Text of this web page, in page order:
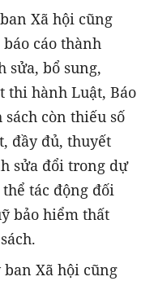
Xã hội cũng
cáo thành
sửa, bổ sung,
thi hành Luật, Báo
còn thiếu số
đầy đủ, thuyết
sửa đổi trong dự
tác động đối
bảo hiểm thất
Xã hội cũng